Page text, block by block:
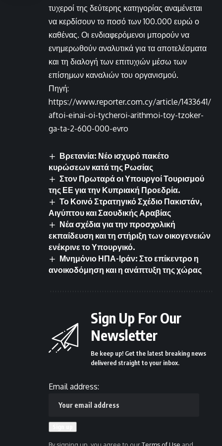
τυχεροί της δεύτερης κατηγορίας αναμένεται
να κερδίσουν το ποσό των 100.000 ευρώ ο
καθένας. Οι ενδιαφερόμενοι μπορούν να
ενημερωθούν αναλυτικά για τα αποτελέσματα
και τη διαλογή των επιτυχιών μέσω των
επίσημων καναλιών του οργανισμού.
Πηγή:
https://www.reporter.com.cy/article/1433641/
aftoi-einai-oi-tycheroi-arithmoi-toy-tzoker-
ga-ta-2-600-000-evro
Βρετανία: Νέο ισχυρό πακέτο
κυρώσεων κατά της Ρωσίας
Στον Πρωταρά οι Υπουργοί Τουρισμού
της ΕΕ για την Κυπριακή Προεδρία.
Το Κοινό Στρατηγικό Σχέδιο Πακιστάν,
Αιγύπτου και Σαουδικής Αραβίας
Νέα σχέδια για την προσχολική
εκπαίδευση και τη στήριξη των οικογενειών
ενέκρινε το Υπουργικό.
Μνημόνιο ΗΠΑ-Ιράν: Στο επίκεντρο η
ανοικοδόμηση και η ανάπτυξη της χώρας
Sign Up For Our
Newsletter
Be keep up! Get the latest breaking news
delivered straight to your inbox.
Email address: